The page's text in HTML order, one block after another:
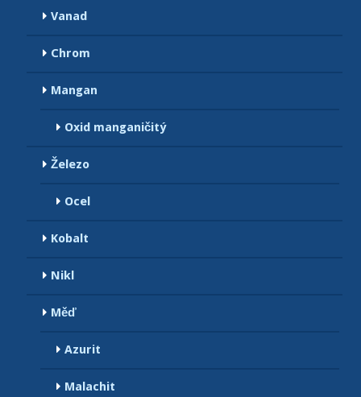
Vanad
Chrom
Mangan
Oxid manganičitý
Železo
Ocel
Kobalt
Nikl
Měď
Azurit
Malachit